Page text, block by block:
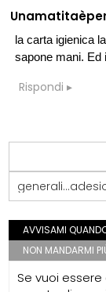
la carta igienica
sapone mani. Ed
Rispondi
AVVISAMI
NON MANDARMI
Se vuoi